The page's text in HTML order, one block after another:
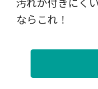
汚れが付きにく
ならこれ！